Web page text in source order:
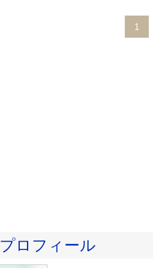
1
プロフィール